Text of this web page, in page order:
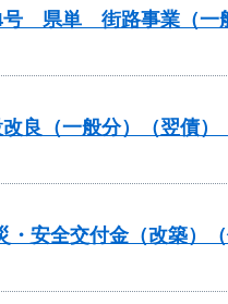
号 県単 街路事業（一
良（一般分）（翌債
・安全交付金（改築